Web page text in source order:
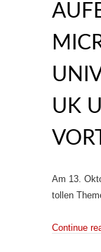
UK
Am 13.
tollen
Continue